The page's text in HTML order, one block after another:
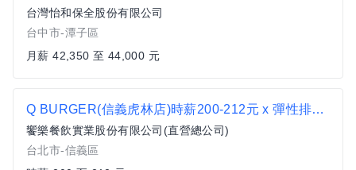
台灣怡和保全股份有限公司
台中市-潭子區
月薪 42,350 至 44,000 元
Q BURGER(信義虎林店)時薪200-212元 x 彈性排班 x 雙週發薪快又讚
饗樂餐飲實業股份有限公司(直營總公司)
台北市-信義區